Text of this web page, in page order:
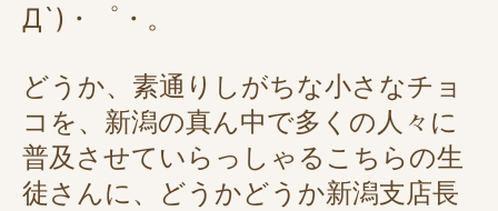
Д`)・゜・。
どうか、素通りしがちな小さなチョ
コを、新潟の真ん中で多くの人々に
普及させていらっしゃるこちらの生
徒さんに、どうかどうか新潟支店長